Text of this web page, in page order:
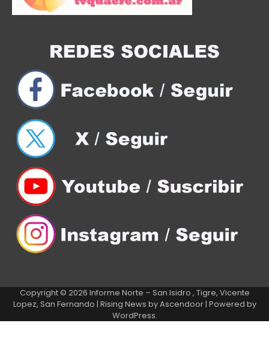
Copyright © 2026 Informe Norte – San Isidro , Tigre, Vicente
Lopez, San Fernando | Rising News byAscendoor| Powered by
WordPress.